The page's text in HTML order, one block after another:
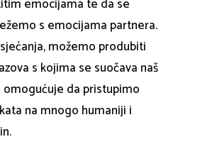
s emocijama partnera.
možemo produbiti
s kojima se suočava naš
da pristupimo
na mnogo humaniji i